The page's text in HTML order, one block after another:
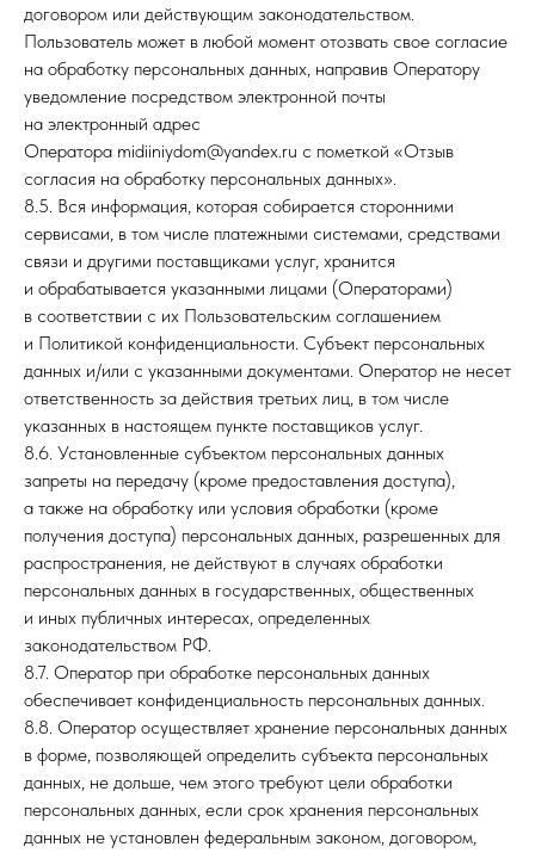
договором или действующим законодательством.
Пользователь может в любой момент отозвать свое согласие
на обработку персональных данных, направив Оператору
уведомление посредством электронной почты
на электронный адрес
Оператора midiiniydom@yandex.ru с пометкой «Отзыв
согласия на обработку персональных данных».
8.5. Вся информация, которая собирается сторонними
сервисами, в том числе платежными системами, средствами
связи и другими поставщиками услуг, хранится
и обрабатывается указанными лицами (Операторами)
в соответствии с их Пользовательским соглашением
и Политикой конфиденциальности. Субъект персональных
данных и/или с указанными документами. Оператор не несет
ответственность за действия третьих лиц, в том числе
указанных в настоящем пункте поставщиков услуг.
8.6. Установленные субъектом персональных данных
запреты на передачу (кроме предоставления доступа),
а также на обработку или условия обработки (кроме
получения доступа) персональных данных, разрешенных для
распространения, не действуют в случаях обработки
персональных данных в государственных, общественных
и иных публичных интересах, определенных
законодательством РФ.
8.7. Оператор при обработке персональных данных
обеспечивает конфиденциальность персональных данных.
8.8. Оператор осуществляет хранение персональных данных
в форме, позволяющей определить субъекта персональных
данных, не дольше, чем этого требуют цели обработки
персональных данных, если срок хранения персональных
данных не установлен федеральным законом, договором,